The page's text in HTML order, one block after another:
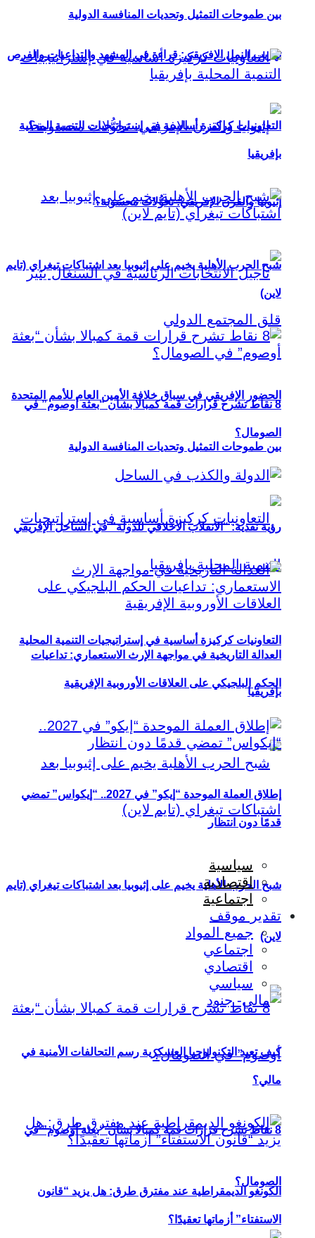
تهريب النمل الإفريقي: قراءة في المشهد والتداعيات والفرص
إثيوبيا والقرن الإفريقي: تحوُّلات محسوبة؟
الحضور الإفريقي في سباق خلافة الأمين العام للأمم المتحدة
بين طموحات التمثيل وتحديات المنافسة الدولية
التعاونيات كركيزة أساسية في إستراتيجيات التنمية المحلية
بإفريقيا
شبح الحرب الأهلية يخيم على إثيوبيا بعد اشتباكات تيغراي (تايم
لاين)
8 نقاط تشرح قرارات قمة كمبالا بشأن “بعثة أوصوم” في
الصومال؟
بين طموحات التمثيل وتحديات المنافسة الدولية
التعاونيات كركيزة أساسية في إستراتيجيات التنمية المحلية
بإفريقيا
شبح الحرب الأهلية يخيم على إثيوبيا بعد اشتباكات تيغراي (تايم
لاين)
8 نقاط تشرح قرارات قمة كمبالا بشأن “بعثة أوصوم” في
الصومال؟
رؤية نقدية: “الانقلاب الأخلاقي للدولة” في الساحل الإفريقي
العدالة التاريخية في مواجهة الإرث الاستعماري: تداعيات
الحكم البلجيكي على العلاقات الأوروبية الإفريقية
إطلاق العملة الموحدة “إيكو” في 2027.. “إيكواس” تمضي
قدمًا دون انتظار
سياسية
اقتصادية
اجتماعية
تقدير موقف
جميع المواد
اجتماعي
اقتصادي
سياسي
كيف تعيد التكنولوجيا العسكرية رسم التحالفات الأمنية في
مالي؟
الكونغو الديمقراطية عند مفترق طرق: هل يزيد “قانون
الاستفتاء” أزماتها تعقيدًا؟